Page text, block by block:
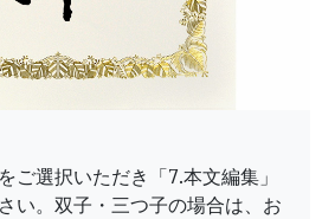
選択いただき「7.本文編集」
い。双子・三つ子の場合は、お